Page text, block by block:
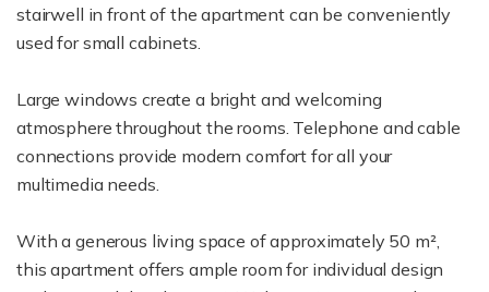
stairwell in front of the apartment can be conveniently
used for small cabinets.
Large windows create a bright and welcoming
atmosphere throughout the rooms. Telephone and cable
connections provide modern comfort for all your
multimedia needs.
With a generous living space of approximately 50 m²,
this apartment offers ample room for individual design